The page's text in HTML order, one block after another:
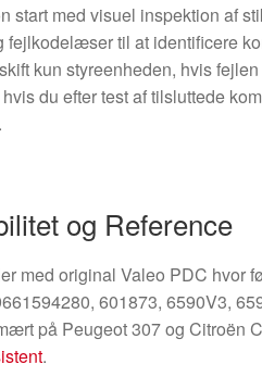
start med visuel inspektion af
fejlkodelæser til at identificere
kun styreenheden, hvis
du efter test af tilsluttede
og Reference
med original Valeo PDC hvor
601873, 6590V3,
på Peugeot 307 og Citroën
.